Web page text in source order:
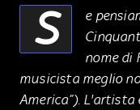
S
e
nome di
musicista meglio
America”).